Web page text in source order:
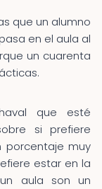
que un alumno
en el aula al
un cuarenta
que esté
si prefiere
porcentaje muy
estar en la
aula son un